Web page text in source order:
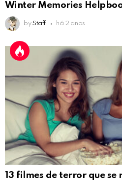
Winter Memories
by Staff há 2 anos
13 filmes de terror que